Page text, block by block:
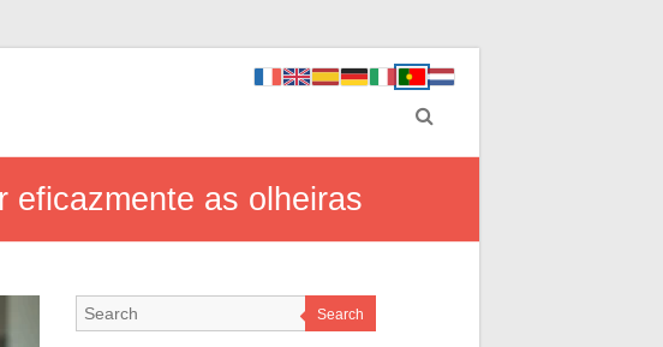
eficazmente as olheiras
Search